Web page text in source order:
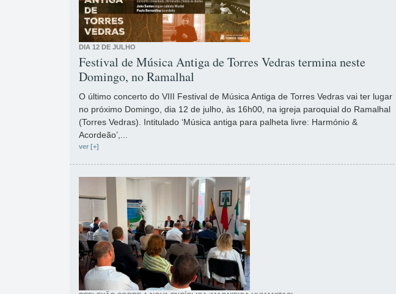
DIA 12 DE JULHO
Festival de Música Antiga de Torres Vedras termina neste
Domingo, no Ramalhal
O último concerto do VIII Festival de Música Antiga de Torres Vedras vai ter lugar
no próximo Domingo, dia 12 de julho, às 16h00, na igreja paroquial do Ramalhal
(Torres Vedras). Intitulado ‘Música antiga para palheta livre: Harmónio &
Acordeão’,...
ver [+]